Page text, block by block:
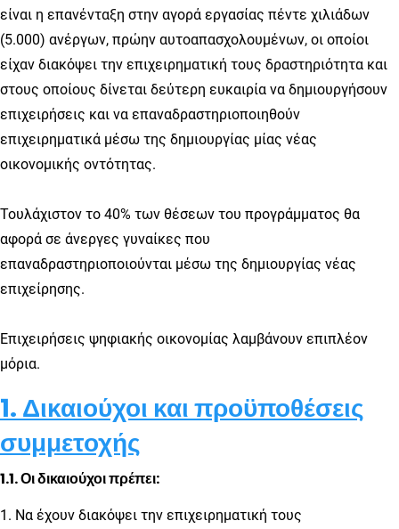
είναι η επανένταξη στην αγορά εργασίας πέντε χιλιάδων
(5.000) ανέργων, πρώην αυτοαπασχολουμένων, οι οποίοι
είχαν διακόψει την επιχειρηματική τους δραστηριότητα και
στους οποίους δίνεται δεύτερη ευκαιρία να δημιουργήσουν
επιχειρήσεις και να επαναδραστηριοποιηθούν
επιχειρηματικά μέσω της δημιουργίας μίας νέας
οικονομικής οντότητας.
Τουλάχιστον το 40% των θέσεων του προγράμματος θα
αφορά σε άνεργες γυναίκες που
επαναδραστηριοποιούνται μέσω της δημιουργίας νέας
επιχείρησης.
Επιχειρήσεις ψηφιακής οικονομίας λαμβάνουν επιπλέον
μόρια.
1. Δικαιούχοι και προϋποθέσεις
συμμετοχής
1.1. Οι δικαιούχοι πρέπει:
1. Να έχουν διακόψει την επιχειρηματική τους